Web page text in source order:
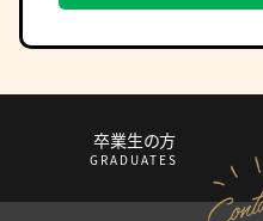
卒業生の方
GRADUATES